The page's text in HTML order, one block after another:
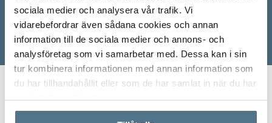
sociala medier och analysera vår trafik. Vi
vidarebefordrar även sådana cookies och annan
information till de sociala medier och annons- och
analysföretag som vi samarbetar med. Dessa kan i sin
tur kombinera informationen med annan information som
du har tillhandahållit eller som de har samlat in när du har
använt deras tjänster.
Start Våra mäklare Sara Milata Fd Lundkvist